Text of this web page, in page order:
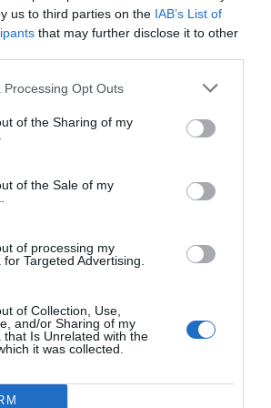
us to third parties on the IAB’s List of
that may further disclose it to other
Processing Opt Outs
of the Sharing of my
of the Sale of my
of processing my
Targeted Advertising.
of Collection, Use,
and/or Sharing of my
that Is Unrelated with the
it was collected.
este año se pretende fomentar
la presentación de los diez
de menos de 10.000
alojamientos rurales que optan a
atractivos del salón será
enogastronómico de B-
a los visitantes emprender un
de alta calidad. La